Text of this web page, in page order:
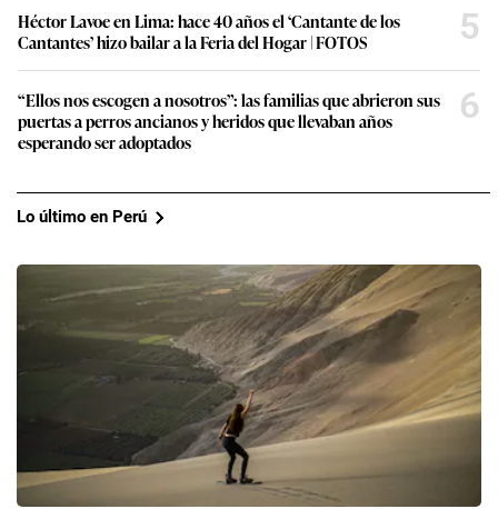
Héctor Lavoe en Lima: hace 40 años el ‘Cantante de los
Cantantes’ hizo bailar a la Feria del Hogar | FOTOS
5
“Ellos nos escogen a nosotros”: las familias que abrieron sus
puertas a perros ancianos y heridos que llevaban años
esperando ser adoptados
6
Lo último en Perú